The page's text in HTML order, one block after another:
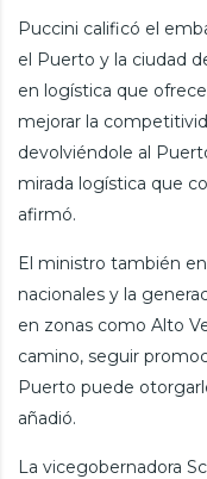
Puccini calificó el
el Puerto y la ciudad
en logística que
mejorar la
devolviéndole al
mirada logística que
afirmó.
El ministro también
nacionales y la
en zonas como Alto
camino, seguir
Puerto puede
añadió.
La vicegobernadora